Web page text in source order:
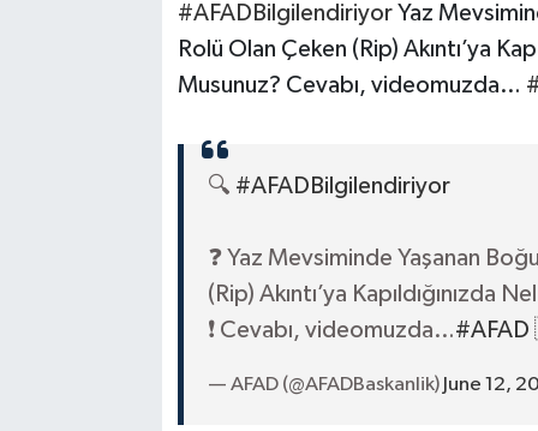
#AFADBilgilendiriyorYaz
Rolü Olan Çeken (Rip) Akıntı’ya
Musunuz? Cevabı, videomuzda…
🔍 #AFADBilgilendiriyor
❓ Yaz Mevsiminde Yaşanan
(Rip) Akıntı’ya Kapıldığınızda
❗️ Cevabı, videomuzda…#AFAD
— AFAD (@AFADBaskanlik) June 12,